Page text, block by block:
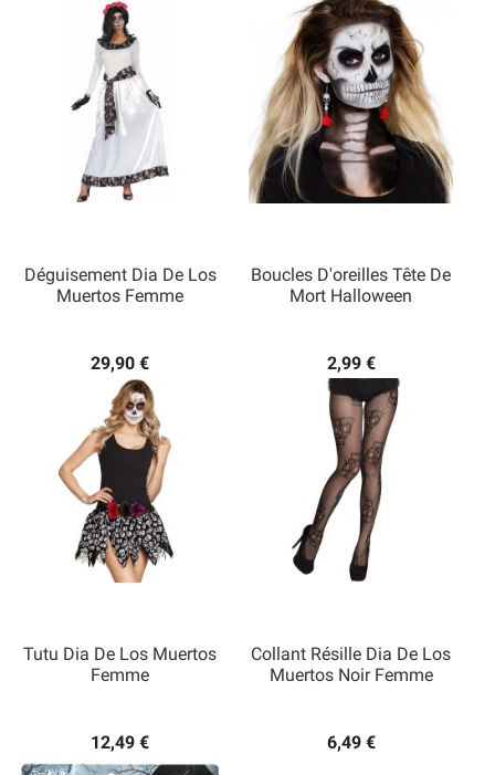
Déguisement Dia De Los
Muertos Femme
29,90 €
Boucles D'oreilles Tête De
Mort Halloween
2,99 €
Tutu Dia De Los Muertos
Femme
12,49 €
Collant Résille Dia De Los
Muertos Noir Femme
6,49 €